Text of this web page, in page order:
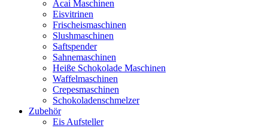
Acai Maschinen
Eisvitrinen
Frischeismaschinen
Slushmaschinen
Saftspender
Sahnemaschinen
Heiße Schokolade Maschinen
Waffelmaschinen
Crepesmaschinen
Schokoladenschmelzer
Zubehör
Eis Aufsteller